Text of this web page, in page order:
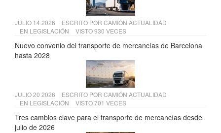
JULIO 14 2026 ESCRITO POR CAMIÓN ACTUALIDAD
EN LEGISLACIÓN VISTO 930 VECES
Nuevo convenio del transporte de mercancías de Barcelona
hasta 2028
JULIO 20 2026 ESCRITO POR CAMIÓN ACTUALIDAD
EN LEGISLACIÓN VISTO 701 VECES
Tres cambios clave para el transporte de mercancías desde
julio de 2026